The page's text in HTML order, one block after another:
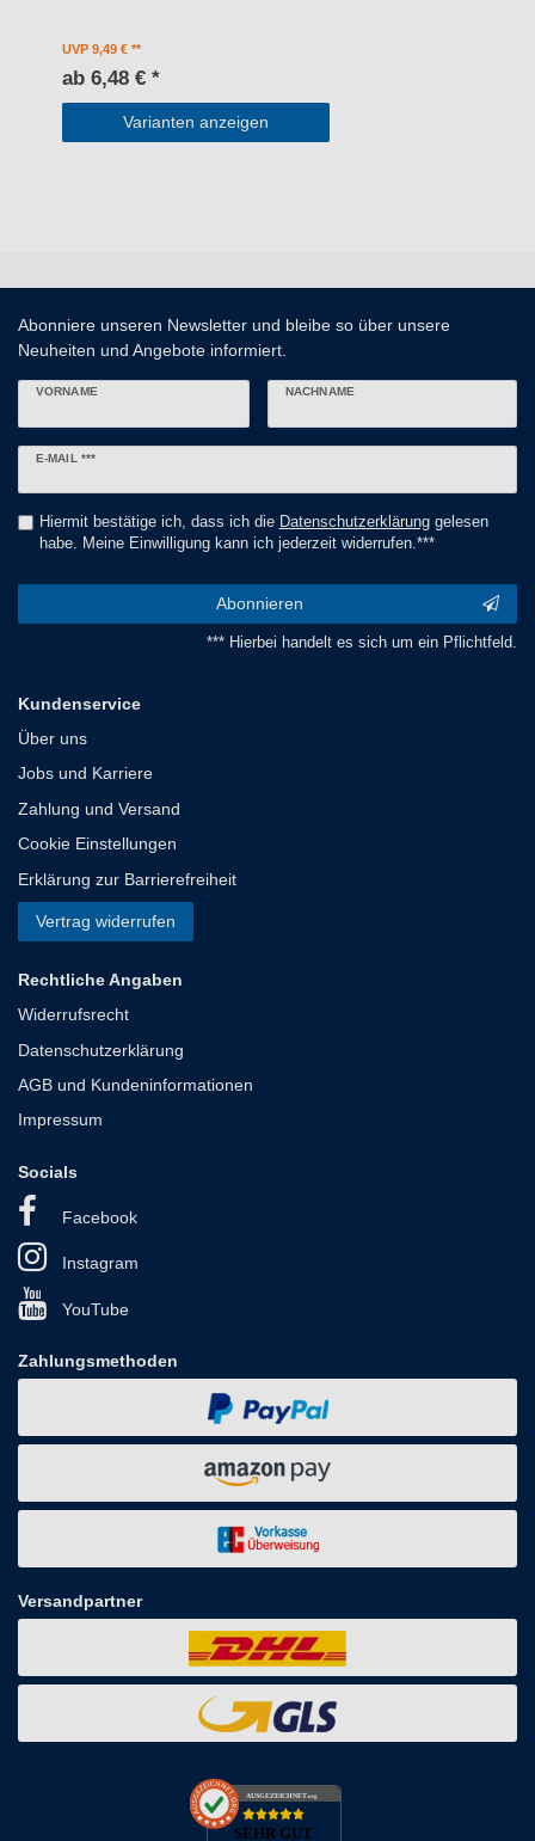
UVP 9,49 €
ab 6,48 € *
Varianten anzeigen
Abonniere unseren Newsletter und bleibe so über unsere
Neuheiten und Angebote informiert.
VORNAME NACHNAME
E-MAIL ***
Newsletter
Hiermit bestätige ich, dass ich die Daten­schutz­erklärunggelesen
habe. Meine Einwilligung kann ich jederzeit widerrufen.***
Abonnieren
*** Hierbei handelt es sich um ein Pflichtfeld.
Kundenservice
Über uns
Jobs und Karriere
Zahlung und Versand
Cookie Einstellungen
Erklärung zur Barrierefreiheit
Vertrag widerrufen
Rechtliche Angaben
Widerrufsrecht
Datenschutzerklärung
AGB und Kundeninformationen
Impressum
Socials
Facebook
Instagram
YouTube
Zahlungsmethoden
Versandpartner
AUSGEZEICHNET.org
SEHR GUT